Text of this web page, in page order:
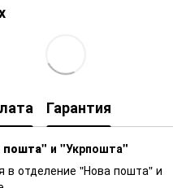
Гарантия
пошта" и "Укрпошта"
в отделение "Нова пошта" и